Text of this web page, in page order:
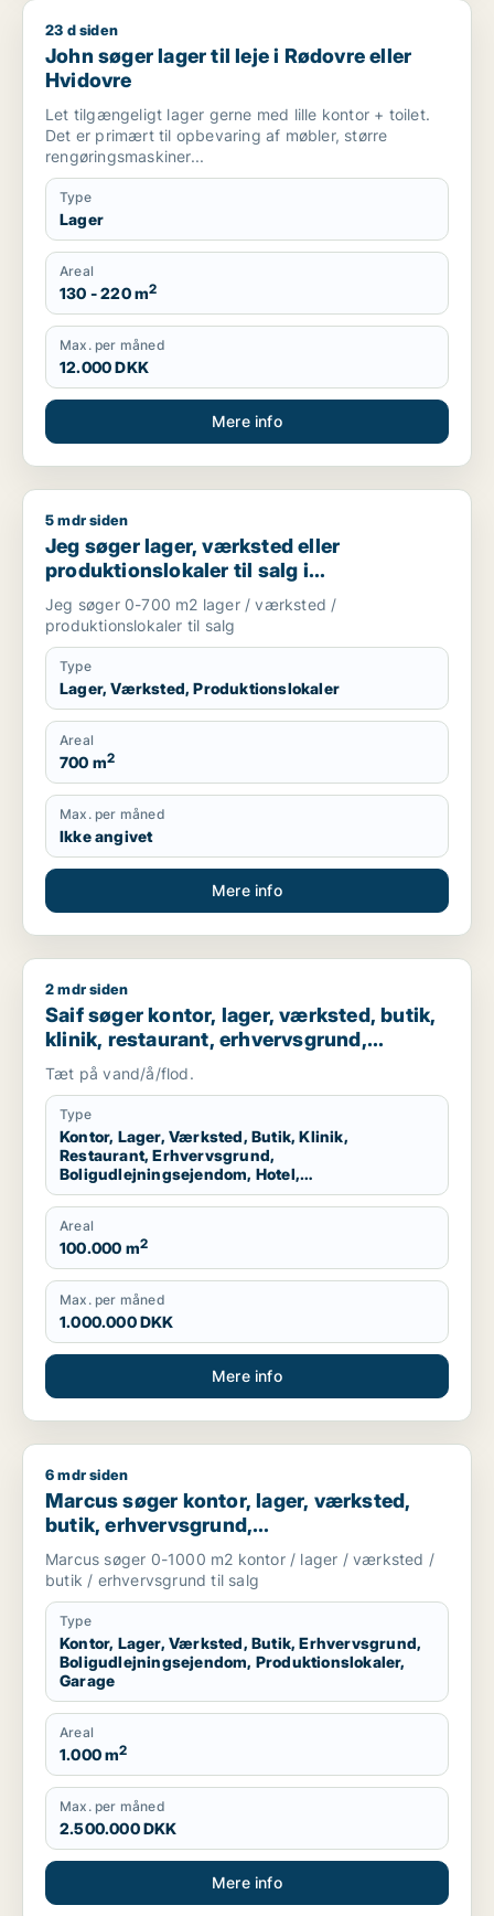
John søger lager til leje i Rødovre eller Hvidovre
23 d siden
John søger lager til leje i Rødovre eller
Hvidovre
Let tilgængeligt lager gerne med lille kontor + toilet.
Det er primært til opbevaring af møbler, større
rengøringsmaskiner...
Type
Lager
Areal
130 - 220 m2
Max. per måned
12.000 DKK
Mere info
Jeg søger lager, værksted eller produktionslokaler til salg i
5 mdr siden
Jeg søger lager, værksted eller
produktionslokaler til salg i
Storkøbenhavn
Jeg søger 0-700 m2 lager / værksted /
produktionslokaler til salg
Type
Lager, Værksted, Produktionslokaler
Areal
700 m2
Max. per måned
Ikke angivet
Mere info
Saif søger kontor, lager, værksted, butik, klinik, restaurant,
2 mdr siden
Saif søger kontor, lager, værksted, butik,
klinik, restaurant, erhvervsgrund,
boligudlejningsejendom, hotel,
produktionslokaler eller garage til salg i
Storkøbenhavn
Tæt på vand/å/flod.
Type
Kontor, Lager, Værksted, Butik, Klinik,
Restaurant, Erhvervsgrund,
Boligudlejningsejendom, Hotel,
Produktionslokaler, Garage
Areal
100.000 m2
Max. per måned
1.000.000 DKK
Mere info
Marcus søger kontor, lager, værksted, butik,
6 mdr siden
Marcus søger kontor, lager, værksted,
butik, erhvervsgrund,
boligudlejningsejendom,
produktionslokaler eller garage til salg i
Storkøbenhavn
Marcus søger 0-1000 m2 kontor / lager / værksted /
butik / erhvervsgrund til salg
Type
Kontor, Lager, Værksted, Butik, Erhvervsgrund,
Boligudlejningsejendom, Produktionslokaler,
Garage
Areal
1.000 m2
Max. per måned
2.500.000 DKK
Mere info